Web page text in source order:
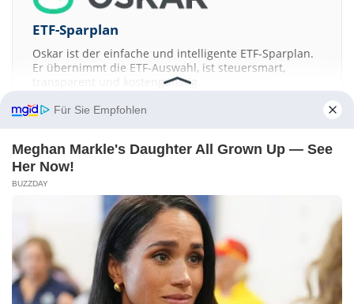
ETF-Sparplan
Oskar ist der einfache und intelligente ETF-Sparplan.
Er übernimmt die ETF-Auswahl, ist steuersmart,
transparent und kostengünstig.
JETZT MEHR ERFAHREN
EuroStoxx 50 Dow Jones
S&P 500
Kontakt-Impressum-Werbung -Barrierefreiheit
Sitemap-Datenschutz- Disclaimer -AGB Privatsphäre-Einstellungen
Für Sie Empfohlen
Meghan Markle's Daughter All Grown Up — See
Her Now!
BUZZDAY